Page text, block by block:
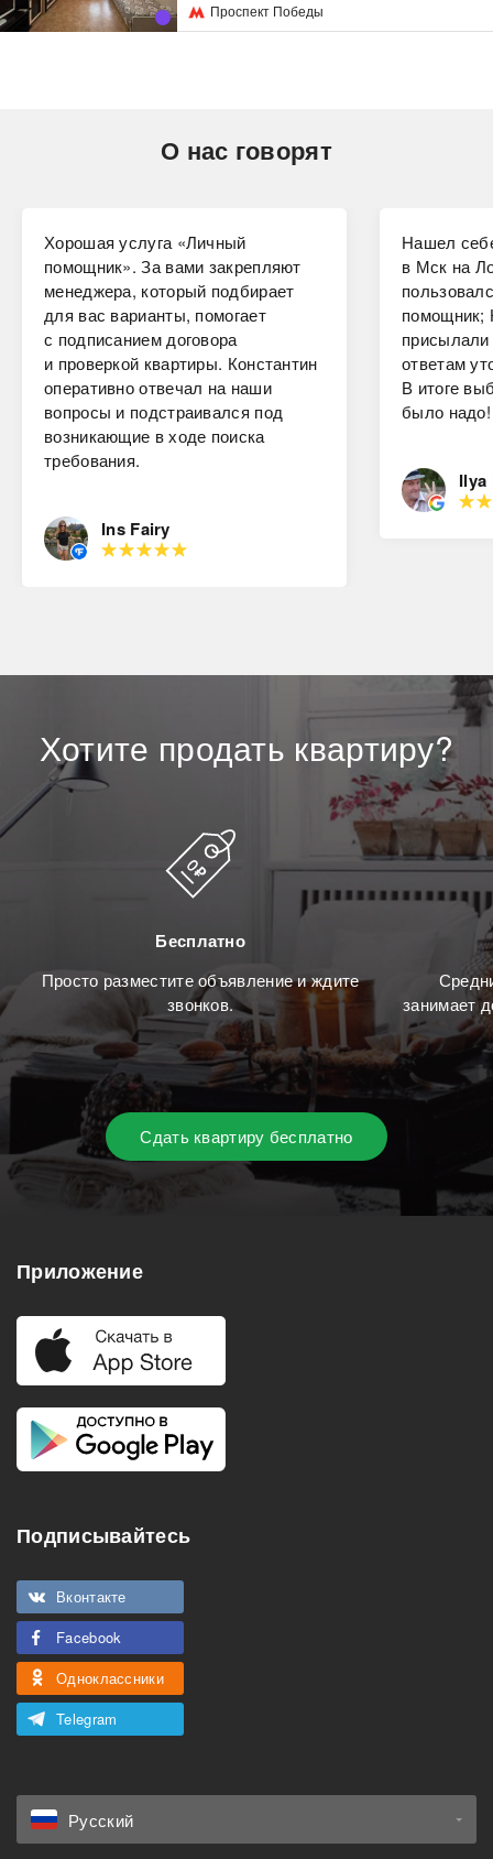
Проспект Победы
О нас говорят
Хорошая услуга «Личный
помощник». За вами закрепляют
менеджера, который подбирает
для вас варианты, помогает
с подписанием договора
и проверкой квартиры. Константин
оперативно отвечал на наши
вопросы и подстраивался под
возникающие в ходе поиска
требования.
Ins Fairy
Нашел
в Мск на
помощник;
ответам
В итоге
было надо!
Ilya
Хотите продать квартиру?
Бесплатно
Просто разместите объявление и ждите
звонков.
занимает
Сдать квартиру бесплатно
Приложение
Подписывайтесь
Вконтакте
Facebook
Одноклассники
Telegram
Русский